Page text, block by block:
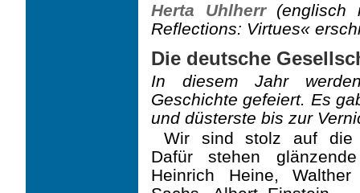
Herta Uhlherr(englisch
Reflections: Virtues«
Die deutsche
In diesem Jahr
Geschichte gefeiert. Es
und düsterste bis zur
Wir sind stolz auf die
Dafür stehen
Heinrich Heine,